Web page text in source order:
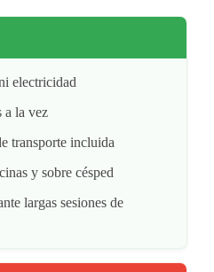
electricidad
a la vez
transporte incluida
y sobre césped
largas sesiones de